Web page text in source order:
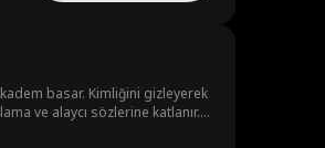
basar. Kimliğini gizleyerek
ve alaycı sözlerine katlanır.